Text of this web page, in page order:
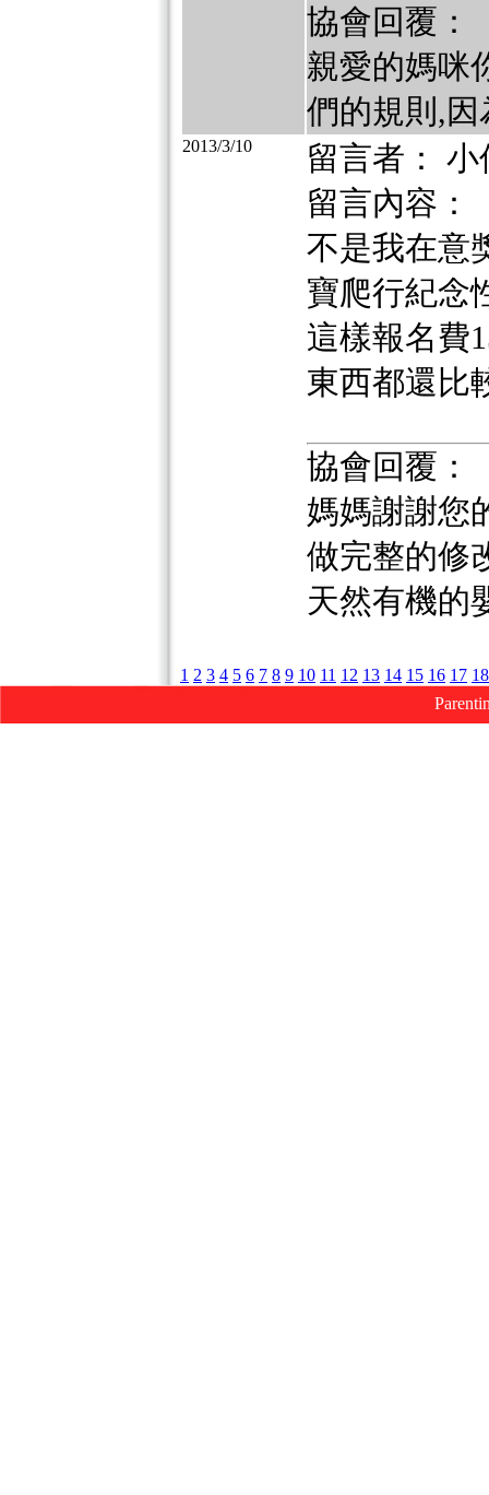
協會回覆：
親愛的媽咪
們的規則,
2013/3/10
留言者： 小
留言內容：
不是我在意
寶爬行紀念
這樣報名費
東西都還比
協會回覆：
媽媽謝謝您
做完整的修
天然有機的
1 2 3 4 5 6 7 8 9 10 11 12 13 14 15 16 17 18